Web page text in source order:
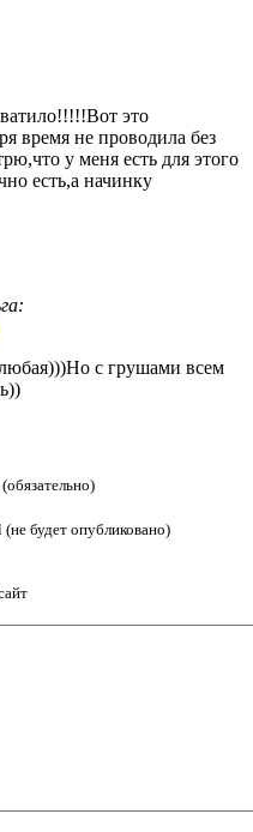
это
время не проводила без
у меня есть для этого
есть,а начинку
:
с грушами всем
будет опубликовано)